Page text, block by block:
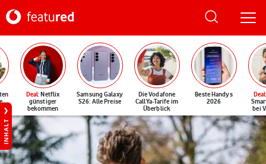
Deal: Netflix
günstiger
bekommen
Samsung Galaxy
S26: Alle Preise
Die Vodafone
CallYa-Tarife im
Überblick
Beste Handys
2026
Deal
bei
INHALT